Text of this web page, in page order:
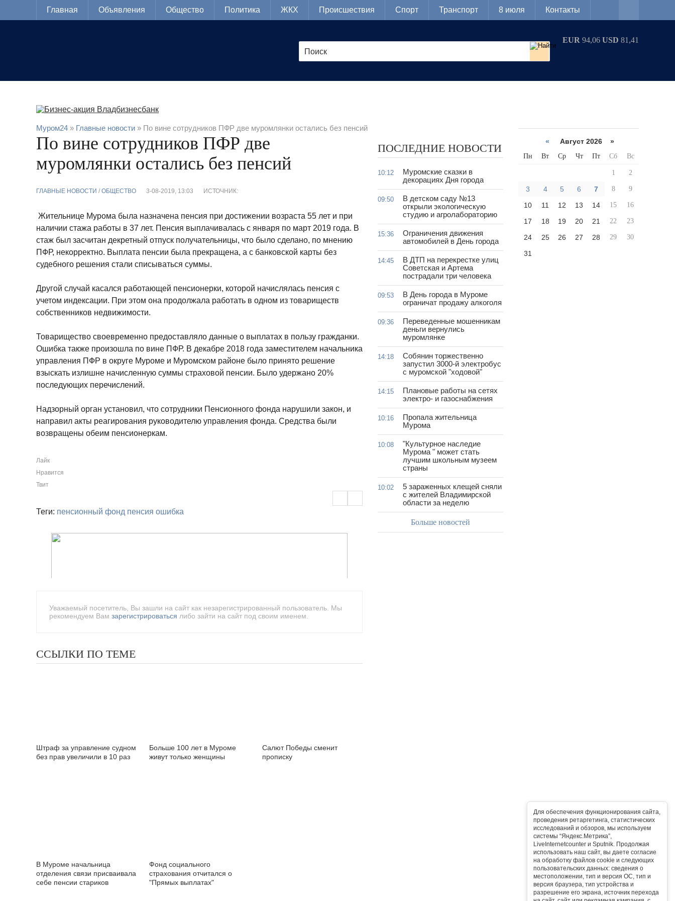
Для обеспечения функционирования сайта,
проведения ретаргетинга, статистических
исследований и обзоров, мы используем
системы “Яндекс.Метрика”,
LiveInternetcounter и Sputnik. Продолжая
использовать наш сайт, вы даете согласие
на обработку файлов cookie и следующих
пользовательских данных: сведения о
местоположении, тип и версия ОС, тип и
версия браузера, тип устройства и
разрешение его экрана, источник перехода
Главная Объявления Общество Политика ЖКХ Происшествия Спорт Транспорт 8 июля Контакты
EUR 94,06 USD 81,41
Муром24 » Главные новости » По вине сотрудников ПФР две муромлянки остались без пенсий
По вине сотрудников ПФР две
муромлянки остались без пенсий
ГЛАВНЫЕ НОВОСТИ / ОБЩЕСТВО 3-08-2019, 13:03 ИСТОЧНИК:
Жительнице Мурома была назначена пенсия при достижении возраста 55 лет и при
наличии стажа работы в 37 лет. Пенсия выплачивалась с января по март 2019 года. В
стаж был засчитан декретный отпуск получательницы, что было сделано, по мнению
ПФР, некорректно. Выплата пенсии была прекращена, а с банковской карты без
судебного решения стали списываться суммы.
Другой случай касался работающей пенсионерки, которой начислялась пенсия с
учетом индексации. При этом она продолжала работать в одном из товариществ
собственников недвижимости.
Товарищество своевременно предоставляло данные о выплатах в пользу гражданки.
Ошибка также произошла по вине ПФР. В декабре 2018 года заместителем начальника
управления ПФР в округе Муроме и Муромском районе было принято решение
взыскать излишне начисленную суммы страховой пенсии. Было удержано 20%
последующих перечислений.
Надзорный орган установил, что сотрудники Пенсионного фонда нарушили закон, и
направил акты реагирования руководителю управления фонда. Средства были
возвращены обеим пенсионеркам.
Лайк
Нравится
Твит
Теги: пенсионный фонд пенсия ошибка
Уважаемый посетитель, Вы зашли на сайт как незарегистрированный пользователь. Мы
рекомендуем Вам зарегистрироваться либо зайти на сайт под своим именем.
ССЫЛКИ ПО ТЕМЕ
Штраф за управление судном
без прав увеличили в 10 раз
Больше 100 лет в Муроме
живут только женщины
Салют Победы сменит
прописку
В Муроме начальница
отделения связи присваивала
себе пенсии стариков
Фонд социального
страхования отчитался о
"Прямых выплатах"
ПОСЛЕДНИЕ НОВОСТИ
10:12
Муромские сказки в
декорациях Дня города
09:50
В детском саду №13
открыли экологическую
студию и агролабораторию
15:36
Ограничения движения
автомобилей в День города
14:45
В ДТП на перекрестке улиц
Советская и Артема
пострадали три человека
09:53
В День города в Муроме
ограничат продажу алкоголя
09:36
Переведенные мошенникам
деньги вернулись
муромлянке
14:18
Собянин торжественно
запустил 3000-й электробус
с муромской "ходовой"
14:15
Плановые работы на сетях
электро- и газоснабжения
10:16
Пропала жительница
Мурома
10:08
"Культурное наследие
Мурома " может стать
лучшим школьным музеем
страны
10:02
5 зараженных клещей сняли
с жителей Владимирской
области за неделю
Больше новостей
« Август 2026 »
Пн Вт Ср Чт Пт Сб Вс
1 2
3 4 5 6 7 8 9
10 11 12 13 14 15 16
17 18 19 20 21 22 23
24 25 26 27 28 29 30
31